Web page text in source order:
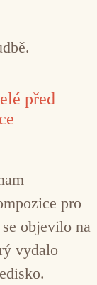
před
pro
objevilo na
vydalo